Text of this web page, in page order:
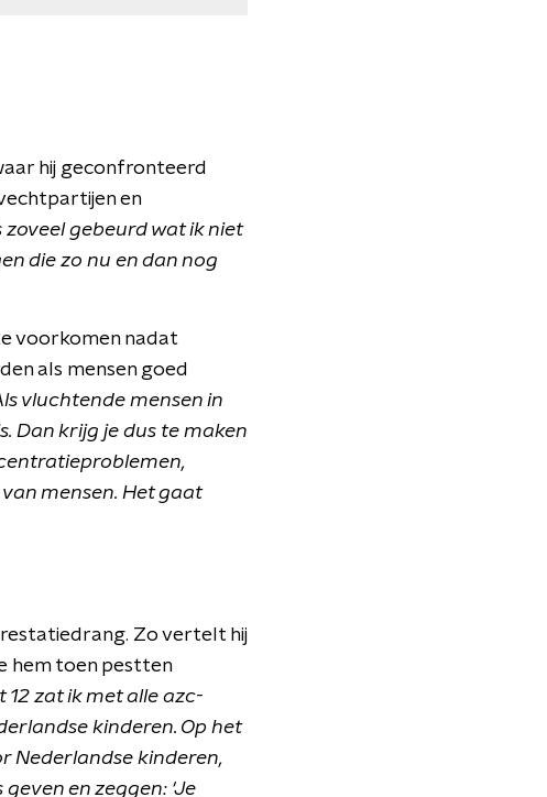
hij geconfronteerd
en
zoveel gebeurd wat ik niet
die zo nu en dan nog
voorkomen nadat
als mensen goed
vluchtende mensen in
Dan krijg je dus te maken
mensen. Het gaat
Zo vertelt hij
hem toen pestten
12 zat ik met alle azc-
kinderen. Op het
Nederlandse kinderen,
en zeggen: 'Je